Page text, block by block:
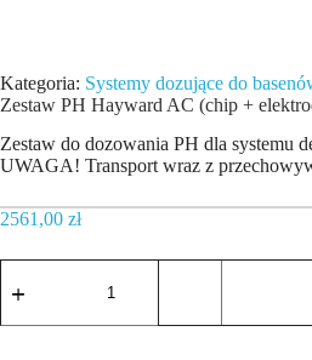
Kategoria: Systemy dozujące do
Zestaw PH Hayward AC (chip +
Zestaw do dozowania PH dla systemu
UWAGA! Transport wraz z
2561,00 zł
Zestaw
Hayward